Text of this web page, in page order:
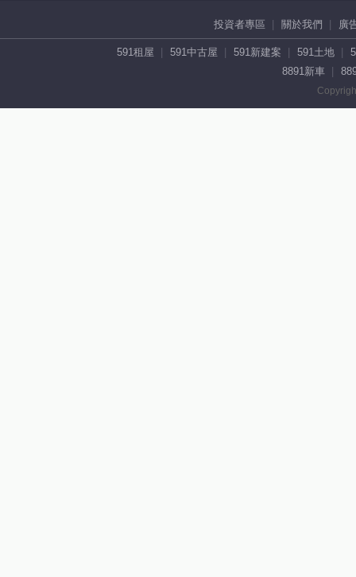
投資者專區 關於我們 廣
591租屋 591中古屋 591新建案 591土地
8891新車